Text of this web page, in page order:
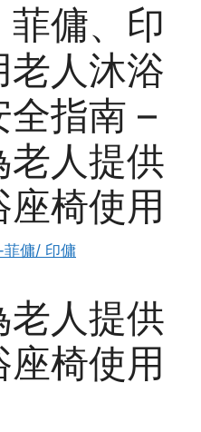
傭、印
人沐浴
全指南 –
老人提供
椅使用
傭/ 印傭
老人提供
椅使用